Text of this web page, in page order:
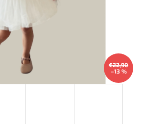
€22,90
–13 %